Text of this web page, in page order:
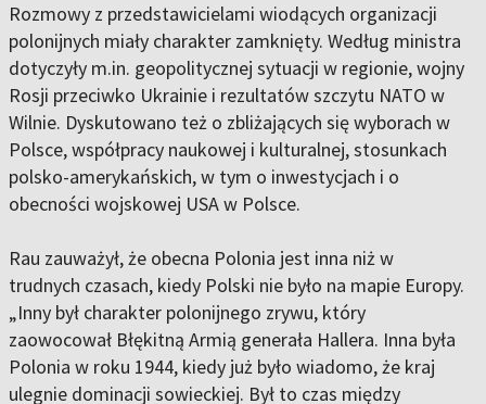
Rozmowy z przedstawicielami wiodących organizacji
polonijnych miały charakter zamknięty. Według ministra
dotyczyły m.in. geopolitycznej sytuacji w regionie, wojny
Rosji przeciwko Ukrainie i rezultatów szczytu NATO w
Wilnie. Dyskutowano też o zbliżających się wyborach w
Polsce, współpracy naukowej i kulturalnej, stosunkach
polsko-amerykańskich, w tym o inwestycjach i o
obecności wojskowej USA w Polsce.
Rau zauważył, że obecna Polonia jest inna niż w
trudnych czasach, kiedy Polski nie było na mapie Europy.
„Inny był charakter polonijnego zrywu, który
zaowocował Błękitną Armią generała Hallera. Inna była
Polonia w roku 1944, kiedy już było wiadomo, że kraj
ulegnie dominacji sowieckiej. Był to czas między